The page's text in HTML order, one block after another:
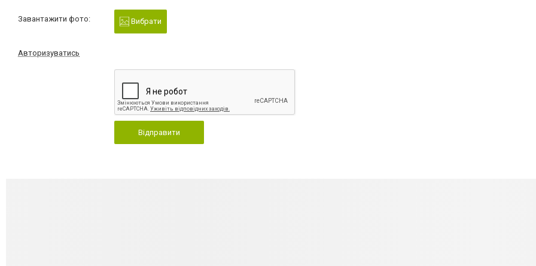
Завантажити фото: Вибрати
Авторизуватись
Відправити